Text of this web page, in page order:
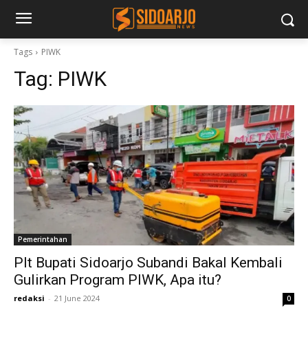
Tags PIWK
Tag: PIWK
Pemerintahan
Plt Bupati Sidoarjo Subandi Bakal Kembali
Gulirkan Program PIWK, Apa itu?
redaksi - 21 June 2024 0